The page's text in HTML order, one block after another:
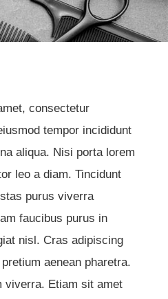
consectetur
tempor incididunt
aliqua. Nisi porta lorem
leo a diam. Tincidunt
purus viverra
faucibus purus in
nisl. Cras adipiscing
aenean pharetra.
viverra. Etiam sit amet